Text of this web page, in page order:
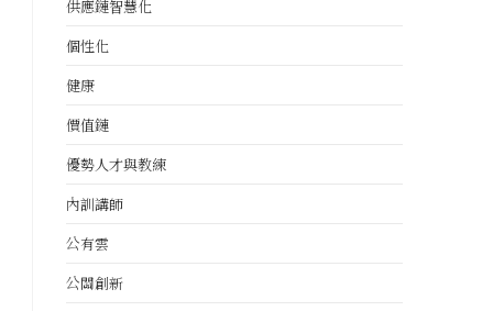
供應鏈智慧化
個性化
健康
價值鏈
優勢人才與教練
內訓講師
公有雲
公關創新